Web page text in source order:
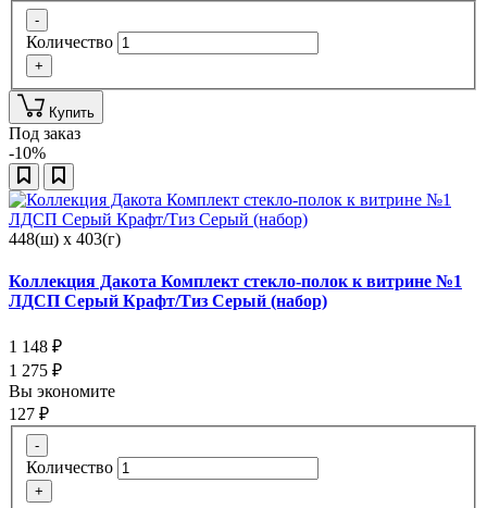
-
Количество
+
Купить
Под заказ
-10%
448(ш) x 403(г)
Коллекция Дакота Комплект стекло-полок к витрине №1
ЛДСП Серый Крафт/Тиз Серый (набор)
1 148 ₽
1 275 ₽
Вы экономите
127 ₽
-
Количество
+